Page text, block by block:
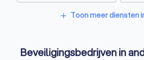
add Toon meer diensten
Beveiligingsbedrijven in